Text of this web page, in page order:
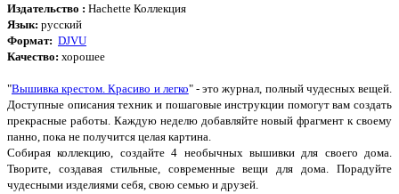
Издательство : Hachette Коллекция
Язык: русский
Формат: DJVU
Качество: хорошее
"Вышивка крестом. Красиво и легко" - это журнал, полный чудесных вещей.
Доступные описания техник и пошаговые инструкции помогут вам создать
прекрасные работы. Каждую неделю добавляйте новый фрагмент к своему
панно, пока не получится целая картина.
Собирая коллекцию, создайте 4 необычных вышивки для своего дома.
Творите, создавая стильные, современные вещи для дома. Порадуйте
чудесными изделиями себя, свою семью и друзей.